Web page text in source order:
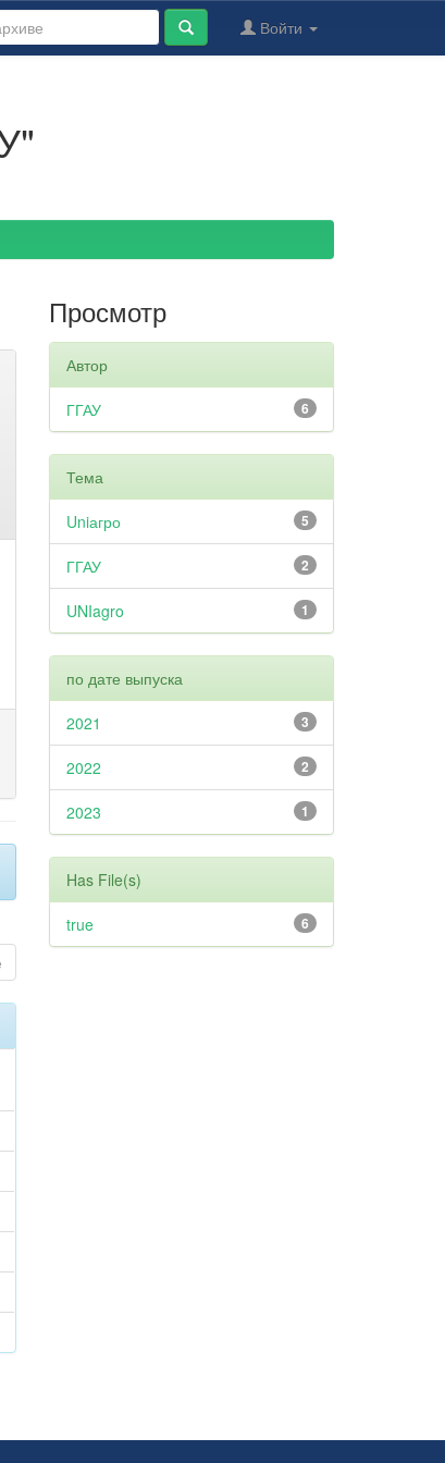
Войти
Просмотр
Автор
6
ГГАУ
Тема
5
Uniагро
2
ГГАУ
1
UNIagro
по дате выпуска
3
2021
2
2022
1
2023
Has File(s)
6
true